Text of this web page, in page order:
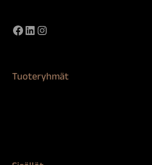
Facebook
LinkedIn
Instagram
Tuoteryhmät